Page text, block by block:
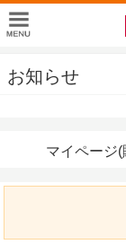
お知らせ
マイページ